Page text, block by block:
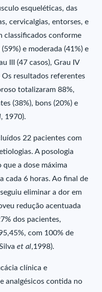
esqueléticas, das
cervicalgias, entorses, e
classificados conforme
e moderada (41%) e
III (47 casos), Grau IV
Os resultados referentes
totalizaram 88%,
(38%), bons (20%) e
, 1970).
22 pacientes com
A posologia
a dose máxima
cada 6 horas. Ao final de
eliminar a dor em
redução acentuada
dos pacientes,
com 100% de
et al,1998).
clínica e
analgésicos contida no